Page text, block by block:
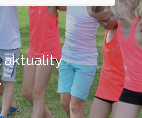
aktuality